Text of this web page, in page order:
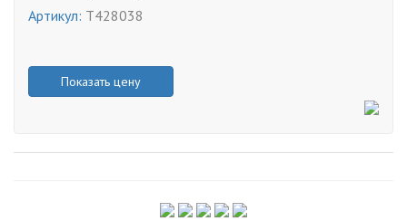
Артикул: T428038
Показать цену